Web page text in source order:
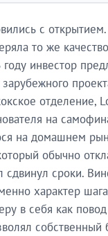
с
то же
инвестор
отделение,
на
на домашнем
обычно
сроки.
характер
в себя как повод
собственный